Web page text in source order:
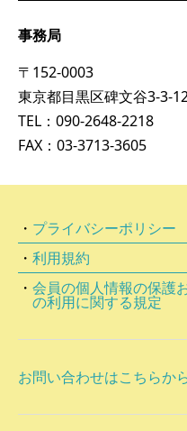
事務局
〒152-0003
東京都目黒区碑文谷3-3-
TEL：090-2648-2218
FAX：03-3713-3605
・ プライバシーポリシー
・ 利用規約
・ 会員の個⼈情報の保護
の利⽤に関する規定
お問い合わせはこちらか